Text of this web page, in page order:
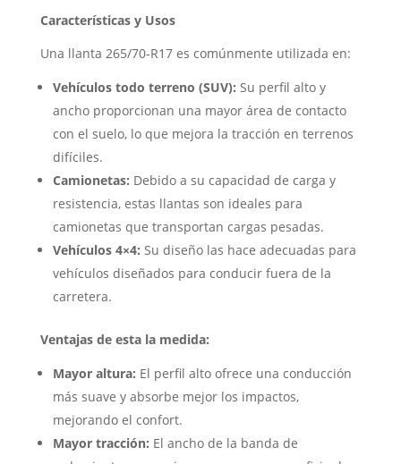
Características y Usos
Una llanta 265/70-R17 es comúnmente utilizada en:
Vehículos todo terreno (SUV): Su perfil alto y
ancho proporcionan una mayor área de contacto
con el suelo, lo que mejora la tracción en terrenos
difíciles.
Camionetas: Debido a su capacidad de carga y
resistencia, estas llantas son ideales para
camionetas que transportan cargas pesadas.
Vehículos 4×4: Su diseño las hace adecuadas para
vehículos diseñados para conducir fuera de la
carretera.
Ventajas de esta la medida:
Mayor altura: El perfil alto ofrece una conducción
más suave y absorbe mejor los impactos,
mejorando el confort.
Mayor tracción: El ancho de la banda de